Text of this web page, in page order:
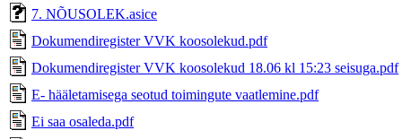
7. NÕUSOLEK.asice
Dokumendiregister VVK koosolekud.pdf
Dokumendiregister VVK koosolekud 18.06 kl 15:23 seisuga.pdf
E- hääletamisega seotud toimingute vaatlemine.pdf
Ei saa osaleda.pdf